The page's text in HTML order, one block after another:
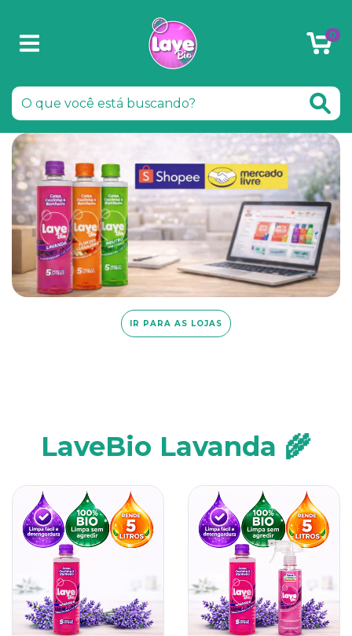
0
IR PARA AS LOJAS
LaveBio Lavanda 🌾